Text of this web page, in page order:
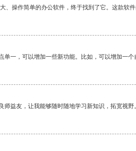
、操作简单的办公软件，终于找到了它。这款软
单一，可以增加一些新功能。比如，可以增加一
师益友，让我能够随时随地学习新知识，拓宽视野。